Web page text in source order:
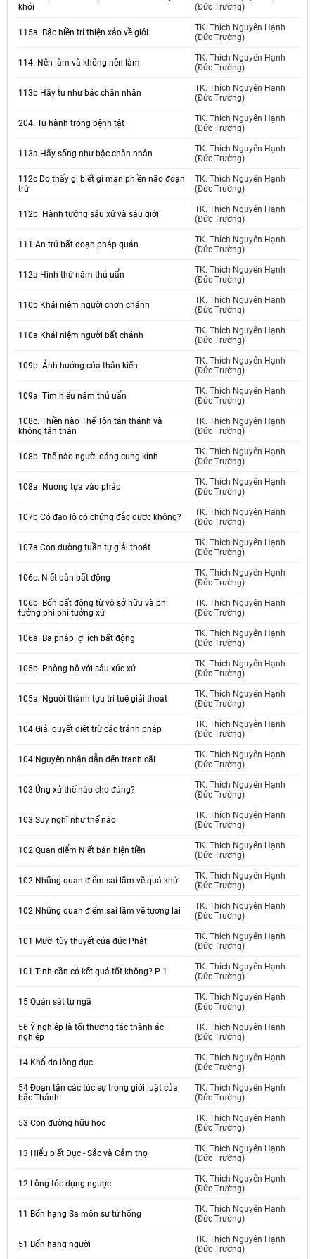
khởi
(Đức Trường)
115a. Bậc hiền trí thiện xảo về giới
TK. Thích Nguyên Hạnh
(Đức Trường)
114. Nên làm và không nên làm
TK. Thích Nguyên Hạnh
(Đức Trường)
113b Hãy tu như bậc chân nhân
TK. Thích Nguyên Hạnh
(Đức Trường)
204. Tu hành trong bệnh tật
TK. Thích Nguyên Hạnh
(Đức Trường)
113a.Hãy sống như bậc chân nhân
TK. Thích Nguyên Hạnh
(Đức Trường)
112c Do thấy gì biết gì mạn phiền não đoạn
trừ
TK. Thích Nguyên Hạnh
(Đức Trường)
112b. Hành tướng sáu xứ và sáu giới
TK. Thích Nguyên Hạnh
(Đức Trường)
111 An trú bất đoạn pháp quán
TK. Thích Nguyên Hạnh
(Đức Trường)
112a Hình thứ năm thủ uẩn
TK. Thích Nguyên Hạnh
(Đức Trường)
110b Khái niệm người chơn chánh
TK. Thích Nguyên Hạnh
(Đức Trường)
110a Khái niệm người bất chánh
TK. Thích Nguyên Hạnh
(Đức Trường)
109b. Ảnh hưởng của thân kiến
TK. Thích Nguyên Hạnh
(Đức Trường)
109a. Tìm hiểu năm thủ uẩn
TK. Thích Nguyên Hạnh
(Đức Trường)
108c. Thiền nào Thế Tôn tán thánh và
không tán thán
TK. Thích Nguyên Hạnh
(Đức Trường)
108b. Thế nào người đáng cung kính
TK. Thích Nguyên Hạnh
(Đức Trường)
108a. Nương tựa vào pháp
TK. Thích Nguyên Hạnh
(Đức Trường)
107b Có đạo lộ có chứng đắc dược không?
TK. Thích Nguyên Hạnh
(Đức Trường)
107a Con đường tuần tự giải thoát
TK. Thích Nguyên Hạnh
(Đức Trường)
106c. Niết bàn bất động
TK. Thích Nguyên Hạnh
(Đức Trường)
106b. Bốn bất động từ vô sở hữu và.phi
tưởng phi phi tưởng xứ
TK. Thích Nguyên Hạnh
(Đức Trường)
106a. Ba pháp lợi ích bất động
TK. Thích Nguyên Hạnh
(Đức Trường)
105b. Phòng hộ với sáu xúc xứ
TK. Thích Nguyên Hạnh
(Đức Trường)
105a. Người thành tựu trí tuệ giải thoát
TK. Thích Nguyên Hạnh
(Đức Trường)
104 Giải quyết diêt trừ các tránh pháp
TK. Thích Nguyên Hạnh
(Đức Trường)
104 Nguyên nhân dẫn đến tranh cãi
TK. Thích Nguyên Hạnh
(Đức Trường)
103 Ứng xử thế nào cho đúng?
TK. Thích Nguyên Hạnh
(Đức Trường)
103 Suy nghĩ như thế nào
TK. Thích Nguyên Hạnh
(Đức Trường)
102 Quan điểm Niết bàn hiện tiền
TK. Thích Nguyên Hạnh
(Đức Trường)
102 Những quan điểm sai lầm về quá khứ
TK. Thích Nguyên Hạnh
(Đức Trường)
102 Những quan điểm sai lầm về tương lai
TK. Thích Nguyên Hạnh
(Đức Trường)
101 Mười tùy thuyết của đức Phật
TK. Thích Nguyên Hạnh
(Đức Trường)
101 Tinh cần có kết quả tốt không? P 1
TK. Thích Nguyên Hạnh
(Đức Trường)
15 Quán sát tự ngã
TK. Thích Nguyên Hạnh
(Đức Trường)
56 Ý nghiệp là tối thượng tác thành ác
nghiệp
TK. Thích Nguyên Hạnh
(Đức Trường)
14 Khổ do lòng dục
TK. Thích Nguyên Hạnh
(Đức Trường)
54 Đoạn tận các túc sự trong giới luật của
bậc Thánh
TK. Thích Nguyên Hạnh
(Đức Trường)
53 Con đường hữu học
TK. Thích Nguyên Hạnh
(Đức Trường)
13 Hiểu biết Dục - Sắc và Cảm thọ
TK. Thích Nguyên Hạnh
(Đức Trường)
12 Lông tóc dựng ngược
TK. Thích Nguyên Hạnh
(Đức Trường)
11 Bốn hạng Sa môn sư tử hống
TK. Thích Nguyên Hạnh
(Đức Trường)
51 Bốn hạng người
TK. Thích Nguyên Hạnh
(Đức Trường)